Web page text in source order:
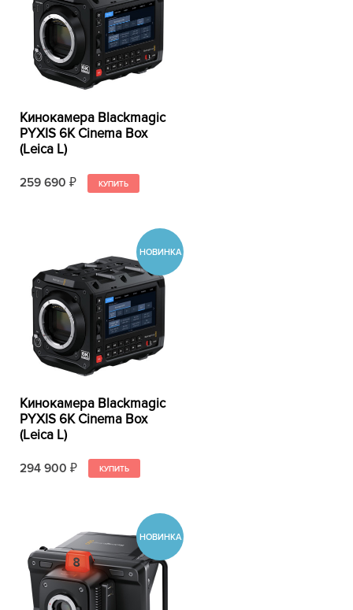
Кинокамера Blackmagic
PYXIS 6K Cinema Box
(Leica L)
259 690 ₽
Кинокамера Blackmagic
PYXIS 6K Cinema Box
(Leica L)
294 900 ₽